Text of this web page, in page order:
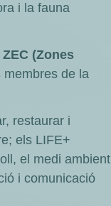
i la fauna
ZEC (Zones
membres de la
restaurar i
els LIFE+
el medi ambient
i comunicació